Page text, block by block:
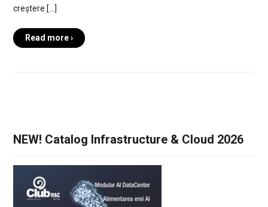
creștere […]
Read more ›
NEW! Catalog Infrastructure & Cloud 2026